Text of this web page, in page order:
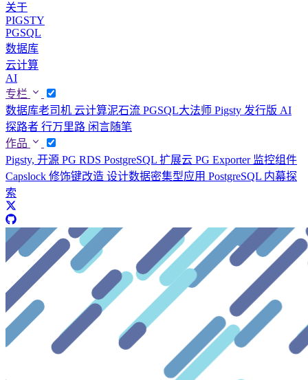
关于
PIGSTY
PGSQL
数据库
云计算
AI
专栏
数据库老司机 云计算泥石流 PGSQL大法师 Pigsty 发行版 AI
探路者 行万里路 闲言随笔
作品
Pigsty, 开源 PG RDS PostgreSQL 扩展云 PG Exporter 监控组件
Capslock 修饰键改造 设计数据密集型应用 PostgreSQL 内幕探
索